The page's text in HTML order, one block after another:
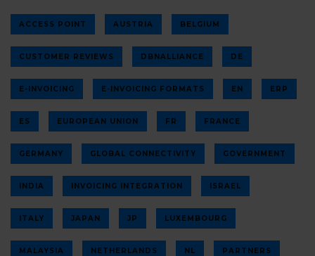
ACCESS POINT AUSTRIA BELGIUM
CUSTOMER REVIEWS DBNALLIANCE DE
E-INVOICING E-INVOICING FORMATS EN ERP
ES EUROPEAN UNION FR FRANCE
GERMANY GLOBAL CONNECTIVITY GOVERNMENT
INDIA INVOICING INTEGRATION ISRAEL
ITALY JAPAN JP LUXEMBOURG
MALAYSIA NETHERLANDS NL PARTNERS